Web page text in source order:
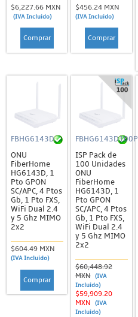
$6,227.66 MXN
(IVA Incluido)
Comprar
$456.24 MXN
(IVA Incluido)
Comprar
FBHG6143D
ONU
FiberHome
HG6143D, 1
Pto GPON
SC/APC, 4 Ptos
Gb, 1 Pto FXS,
WiFi Dual 2.4
y 5 Ghz MIMO
2x2
$604.49 MXN
(IVA Incluido)
Comprar
FBHG6143D100P
ISP Pack de
100 Unidades
ONU
FiberHome
HG6143D, 1
Pto GPON
SC/APC, 4 Ptos
Gb, 1 Pto FXS,
WiFi Dual 2.4
y 5 Ghz MIMO
2x2
$60,448.92
MXN
(IVA
Incluido)
$59,909.20
MXN
(IVA
Incluido)